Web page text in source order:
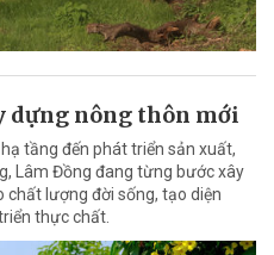
dựng nông thôn mới
tầng đến phát triển sản xuất,
Lâm Đồng đang từng bước xây
lượng đời sống, tạo diện
thực chất.